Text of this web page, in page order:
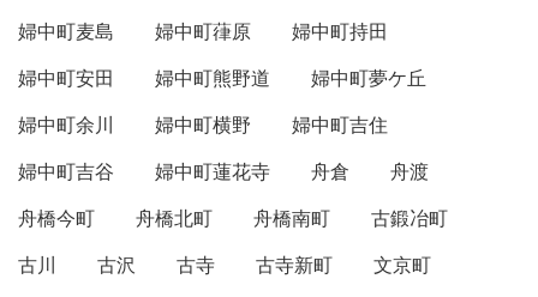
婦中町麦島
婦中町葎原
婦中町持田
婦中町安田
婦中町熊野道
婦中町夢ケ丘
婦中町余川
婦中町横野
婦中町吉住
婦中町吉谷
婦中町蓮花寺 舟倉
舟渡
舟橋今町
舟橋北町 舟橋南町
古鍛冶町
古川
古沢 古寺 古寺新町
文京町